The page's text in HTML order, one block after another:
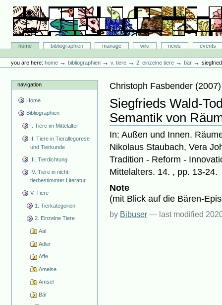
content.
navigation
Bibliographie-Portal
Sectionshome bibliographien manage wiki news
events
tools
you are here: home →bibliographien →v. tiere →2. einzelne tiere →bär →
navigation
Home
Bibliographien
I. Tiere im Mittelalter
II. Tiere in Tierallegorese
und Tierkunde
III. Tierdichtung
IV. Tiere in nicht-
tierbestimmter Literatur
V. Tiere
1. Tierkategorien
2. Einzelne Tiere
Aal
Adler
Affe
Ameise
Amsel
Bär
Christoph Fasbender (2007)
Siegfrieds Wald-
Semantik von
In: Außen und Innen.
Nikolaus Staubach, Vera
Tradition - Reform -
Mittelalters. 14. , pp. 13-24.
Note
(mit Blick auf die Bären-
by Bibuser — last modified